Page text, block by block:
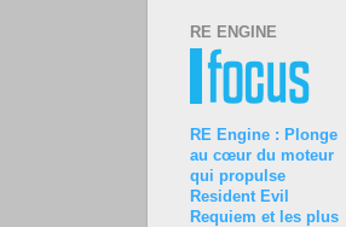
RE ENGINE
RE Engine : Plonge
au cœur du moteur
qui propulse
Resident Evil
Requiem et les plus